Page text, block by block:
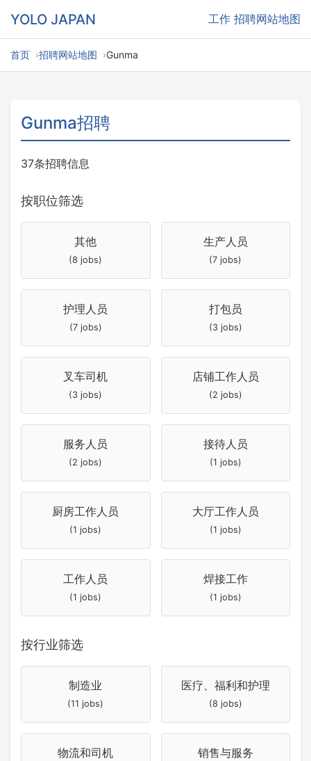
YOLO JAPAN 工作 招聘网站地图
首页 招聘网站地图 Gunma
Gunma招聘
37条招聘信息
按职位筛选
其他
(8 jobs)
生产人员
(7 jobs)
护理人员
(7 jobs)
打包员
(3 jobs)
叉车司机
(3 jobs)
店铺工作人员
(2 jobs)
服务人员
(2 jobs)
接待人员
(1 jobs)
厨房工作人员
(1 jobs)
大厅工作人员
(1 jobs)
工作人员
(1 jobs)
焊接工作
(1 jobs)
按行业筛选
制造业
(11 jobs)
医疗、福利和护理
(8 jobs)
物流和司机 销售与服务